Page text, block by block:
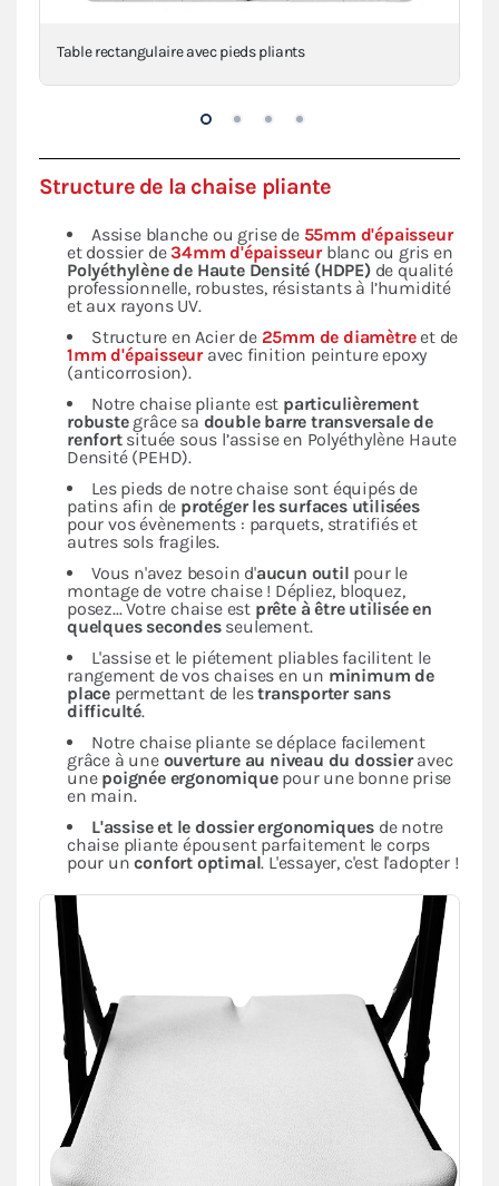
Table rectangulaire avec pieds pliants
Structure de la chaise pliante
Assise blanche ou grise de 55mm d'épaisseur
et dossier de34mm d'épaisseurblanc ou gris en
Polyéthylène de Haute Densité (HDPE)de qualité
professionnelle, robustes, résistants à l’humidité
et aux rayons UV.
Structure en Acier de 25mm de diamètreet de
1mm d'épaisseuravec finition peinture epoxy
(anticorrosion).
Notre chaise pliante est particulièrement
robustegrâce sa double barre transversale de
renfortsituée sous l’assise en Polyéthylène Haute
Densité (PEHD).
Les pieds de notre chaise sont équipés de
patins afin de protéger les surfaces utilisées
pour vos évènements : parquets, stratifiés et
autres sols fragiles.
Vous n'avez besoin d'aucun outil pour le
montage de votre chaise ! Dépliez, bloquez,
posez... Votre chaise est prête à être utilisée en
quelques secondesseulement.
L'assise et le piétement pliables facilitent le
rangement de vos chaises en un minimum de
place permettant de lestransporter sans
difficulté.
Notre chaise pliante se déplace facilement
grâce à une ouverture au niveau du dossieravec
une poignée ergonomiquepour une bonne prise
en main.
L'assise et le dossier ergonomiques de notre
chaise pliante épousent parfaitement le corps
pour unconfort optimal. L'essayer, c'est l'adopter !